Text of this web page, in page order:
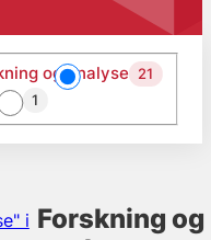
og analyse 21
1
i Forskning og